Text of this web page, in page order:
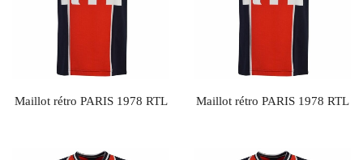
Maillot rétro PARIS 1978 RTL Maillot rétro PARIS 1978 RTL